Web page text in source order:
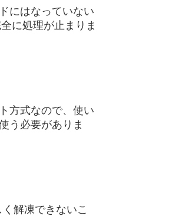
にはなっていない
に処理が止まりま
方式なので、使い
う必要がありま
解凍できないこ